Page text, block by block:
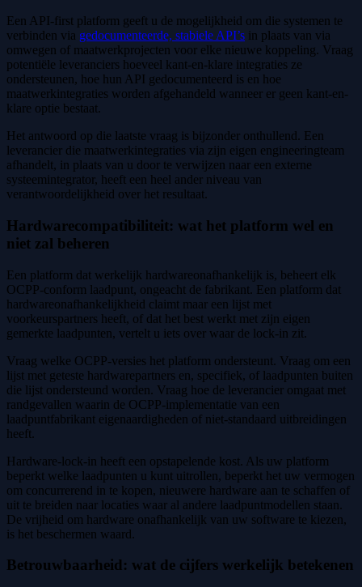
Een API-first platform geeft u de mogelijkheid om die systemen te
verbinden via gedocumenteerde, stabiele API’s in plaats van via
omwegen of maatwerkprojecten voor elke nieuwe koppeling. Vraag
potentiële leveranciers hoeveel kant-en-klare integraties ze
ondersteunen, hoe hun API gedocumenteerd is en hoe
maatwerkintegraties worden afgehandeld wanneer er geen kant-en-
klare optie bestaat.
Het antwoord op die laatste vraag is bijzonder onthullend. Een
leverancier die maatwerkintegraties via zijn eigen engineeringteam
afhandelt, in plaats van u door te verwijzen naar een externe
systeemintegrator, heeft een heel ander niveau van
verantwoordelijkheid over het resultaat.
Hardwarecompatibiliteit: wat het platform wel en
niet zal beheren
Een platform dat werkelijk hardwareonafhankelijk is, beheert elk
OCPP-conform laadpunt, ongeacht de fabrikant. Een platform dat
hardwareonafhankelijkheid claimt maar een lijst met
voorkeurspartners heeft, of dat het best werkt met zijn eigen
gemerkte laadpunten, vertelt u iets over waar de lock-in zit.
Vraag welke OCPP-versies het platform ondersteunt. Vraag om een
lijst met geteste hardwarepartners en, specifiek, of laadpunten buiten
die lijst ondersteund worden. Vraag hoe de leverancier omgaat met
randgevallen waarin de OCPP-implementatie van een
laadpuntfabrikant eigenaardigheden of niet-standaard uitbreidingen
heeft.
Hardware-lock-in heeft een opstapelende kost. Als uw platform
beperkt welke laadpunten u kunt uitrollen, beperkt het uw vermogen
om concurrerend in te kopen, nieuwere hardware aan te schaffen of
uit te breiden naar locaties waar al andere laadpuntmodellen staan.
De vrijheid om hardware onafhankelijk van uw software te kiezen,
is het beschermen waard.
Betrouwbaarheid: wat de cijfers werkelijk betekenen